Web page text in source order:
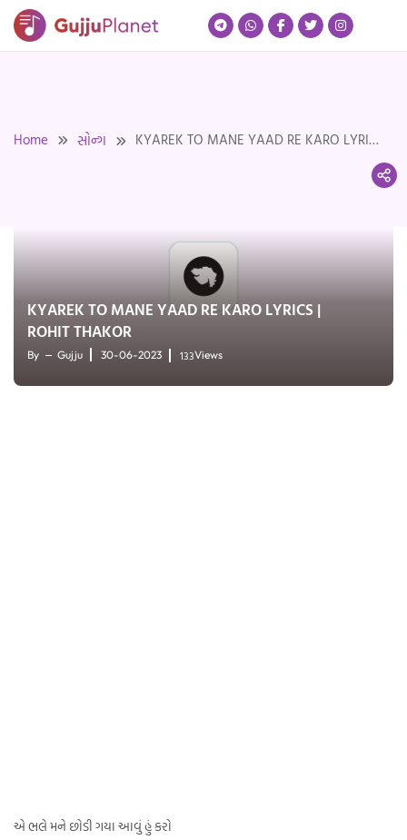
Skip
Home સોન્ગ
KYAREK TO MANE YAAD RE KARO LYRICS
KYAREK TO MANE YAAD RE KARO LYRICS |
ROHIT THAKOR
By Gujju 30-06-2023 133Views
એ ભલે મને છોડી ગયા આવું હું કરો